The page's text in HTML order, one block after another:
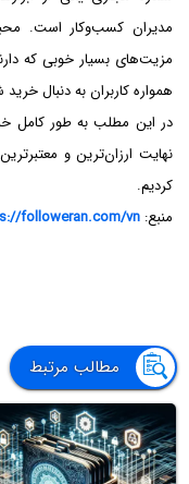
مدیران کسب‌وکار است.
مزیت‌های بسیار خوبی که
همواره کاربران به دنبال
در این مطلب به طور کامل
نهایت ارزان‌ترین و
کردیم.
منبع: followeran.com/vn/
مطالب مرتبط